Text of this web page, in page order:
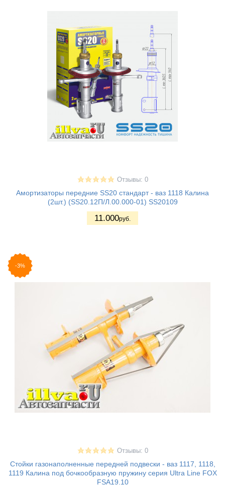
Отзывы: 0
Амортизаторы передние SS20 стандарт - ваз 1118 Калина
(2шт.) (SS20.12П/Л.00.000-01) SS20109
11.000руб.
-3%
Отзывы: 0
Стойки газонаполненные передней подвески - ваз 1117, 1118,
1119 Калина под бочкообразную пружину серия Ultra Line FOX
FSA19.10